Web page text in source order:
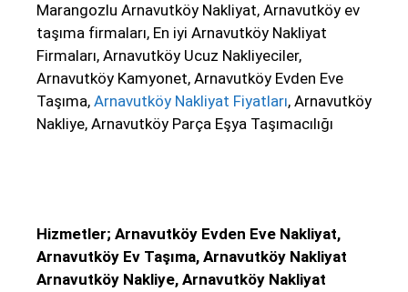
Marangozlu Arnavutköy Nakliyat, Arnavutköy ev
taşıma firmaları, En iyi Arnavutköy Nakliyat
Firmaları, Arnavutköy Ucuz Nakliyeciler,
Arnavutköy Kamyonet, Arnavutköy Evden Eve
Taşıma, Arnavutköy Nakliyat Fiyatları, Arnavutköy
Nakliye, Arnavutköy Parça Eşya Taşımacılığı
Hizmetler; Arnavutköy Evden Eve Nakliyat,
Arnavutköy Ev Taşıma, Arnavutköy Nakliyat
Arnavutköy Nakliye, Arnavutköy Nakliyat